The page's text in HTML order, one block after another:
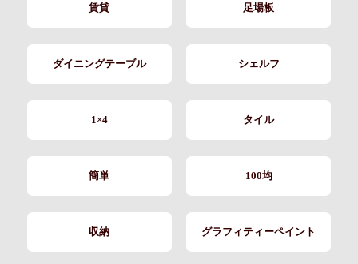
賃貸 足場板
ダイニングテーブル シェルフ
1×4 タイル
簡単 100均
収納 グラフィティーペイント